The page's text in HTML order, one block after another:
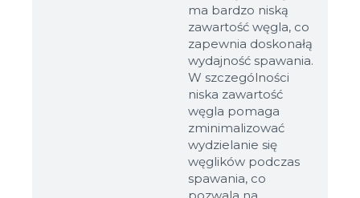
ma bardzo niską
zawartość węgla, co
zapewnia doskonałą
wydajność spawania.
W szczególności
niska zawartość
węgla pomaga
zminimalizować
wydzielanie się
węglików podczas
spawania, co
pozwala na